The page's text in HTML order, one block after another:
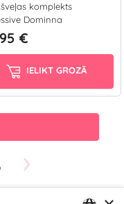
komplekts
Dominna
€
IELIKT GROZĀ
›
un attēlus. Lietot